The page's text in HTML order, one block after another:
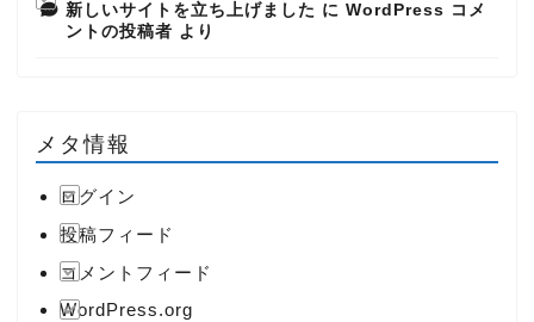
新しいサイトを立ち上げました に WordPress コメ
ントの投稿者 より
メタ情報
ログイン
投稿フィード
コメントフィード
WordPress.org